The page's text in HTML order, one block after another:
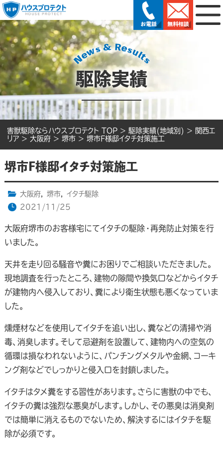
駆除実績
害獣駆除ならハウスプロテクト TOP > 駆除実績(地域別) > 関西エ
リア > 大阪府 > 堺市 > 堺市F様邸イタチ対策施工
堺市F様邸イタチ対策施工
大阪府, 堺市,
イタチ駆除
2021/11/25
大阪府堺市のお客様宅にてイタチの駆除・再発防止対策を行
いました。
天井を走り回る騒音や糞にお困りでご相談いただきました。
現地調査を行ったところ、建物の隙間や換気口などからイタチ
が建物内へ侵入しており、糞により衛生状態も悪くなっていま
した。
燻煙材などを使用してイタチを追い出し、糞などの清掃や消
毒、消臭します。そして忌避剤を設置して、建物内への空気の
循環は損なわれないように、パンチングメタルや金網、コーキ
ング剤などでしっかりと侵入口を封鎖しました。
イタチはタメ糞をする習性があります。さらに害獣の中でも、
イタチの糞は強烈な悪臭がします。しかし、その悪臭は消臭剤
では簡単に消えるものでないため、解決するにはイタチを駆
除が必須です。